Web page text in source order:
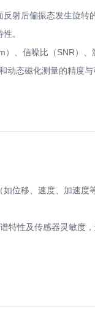
射后偏振态发生旋转
。
、信噪比（SNR）
态磁化测量的精度与
位移、速度、加速度
特性及传感器灵敏度